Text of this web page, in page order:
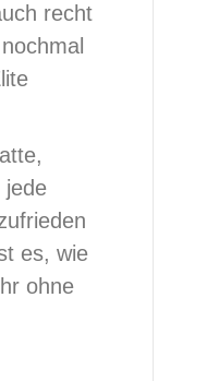
recht
jede
es, wie
ohne